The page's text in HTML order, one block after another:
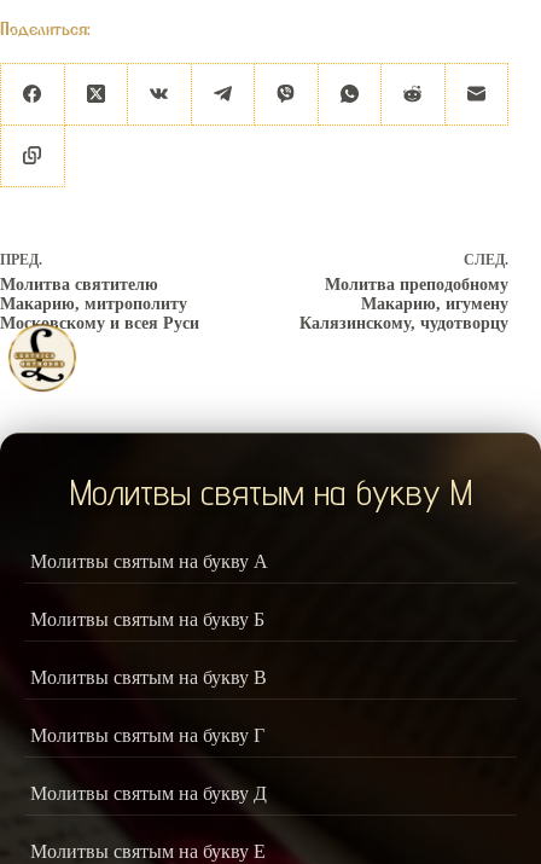
Поделиться:
ПРЕД.
Молитва святителю
Макарию, митрополиту
Московскому и всея Руси
СЛЕД.
Молитва преподобному
Макарию, игумену
Калязинскому, чудотворцу
Молитвы святым на букву М
Молитвы святым на букву А
Молитвы святым на букву Б
Молитвы святым на букву В
Молитвы святым на букву Г
Молитвы святым на букву Д
Молитвы святым на букву Е